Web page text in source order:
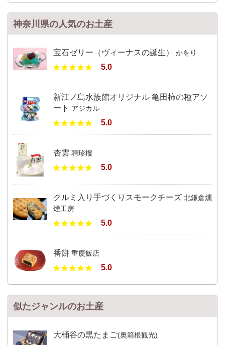
神奈川県の人気のお土産
宝石ゼリー（ヴィーナスの誕生） かをり
5.0
新江ノ島水族館オリジナル 亀田柿の種アソ
ート アジカル
5.0
杏雲 聘珍樓
5.0
クルミ入り手づくりスモークチーズ 北鎌倉燻
煙工房
5.0
番餅 重慶飯店
5.0
似たジャンルのお土産
大桶谷の黒たまご(奥箱根観光)